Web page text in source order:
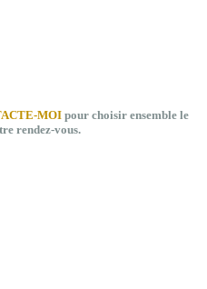
MOIpour choisir ensemble le
rendez-vous.